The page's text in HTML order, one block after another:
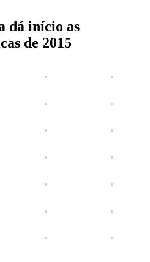
dá início as
de 2015